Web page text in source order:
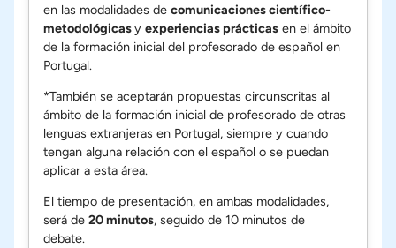
en las modalidades de comunicaciones científico-
metodológicasy experiencias prácticas en el ámbito
de la formación inicial del profesorado de español en
Portugal.
*También se aceptarán propuestas circunscritas al
ámbito de la formación inicial de profesorado de otras
lenguas extranjeras en Portugal, siempre y cuando
tengan alguna relación con el español o se puedan
aplicar a esta área.
El tiempo de presentación, en ambas modalidades,
será de 20 minutos, seguido de 10 minutos de
debate.